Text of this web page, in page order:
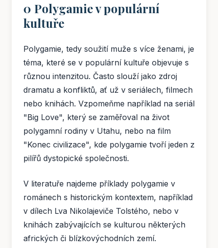
0 Polygamie v populární
kultuře
Polygamie, tedy soužití muže s více ženami, je
téma, které se v populární kultuře objevuje s
různou intenzitou. Často slouží jako zdroj
dramatu a konfliktů, ať už v seriálech, filmech
nebo knihách. Vzpomeňme například na seriál
"Big Love", který se zaměřoval na život
polygamní rodiny v Utahu, nebo na film
"Konec civilizace", kde polygamie tvoří jeden z
pilířů dystopické společnosti.
V literatuře najdeme příklady polygamie v
románech s historickým kontextem, například
v dílech Lva Nikolajeviče Tolstého, nebo v
knihách zabývajících se kulturou některých
afrických či blízkovýchodních zemí.